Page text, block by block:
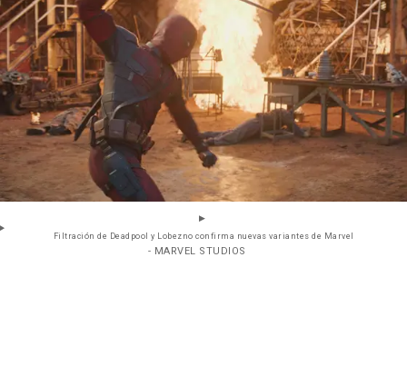
Filtración de Deadpool y Lobezno confirma nuevas variantes de Marvel
- MARVEL STUDIOS